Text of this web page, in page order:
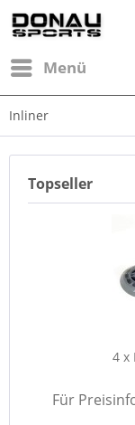
Menü
Inliner
Topseller
4 x
Für